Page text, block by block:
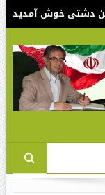
دشتی خوش آمدید